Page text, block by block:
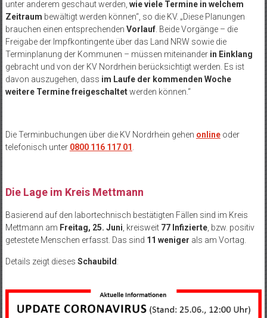
unter anderem geschaut werden, wie viele Termine in welchem
Zeitraum bewältigt werden können“, so die KV. „Diese Planungen
brauchen einen entsprechenden Vorlauf. Beide Vorgänge – die
Freigabe der Impfkontingente über das Land NRW sowie die
Terminplanung der Kommunen – müssen miteinander in Einklang
gebracht und von der KV Nordrhein berücksichtigt werden. Es ist
davon auszugehen, dass im Laufe der kommenden Woche
weitere Termine freigeschaltetwerden können.“
Die Terminbuchungen über die KV Nordrhein gehen onlineoder
telefonisch unter 0800 116 117 01
Die Lage im Kreis Mettmann
Basierend auf den labortechnisch bestätigten Fällen sind im Kreis
Mettmann am Freitag, 25. Juni , kreisweit 77 Infizierte, bzw. positiv
getestete Menschen erfasst. Das sind 11 weniger als am Vortag.
Details zeigt dieses Schaubild :